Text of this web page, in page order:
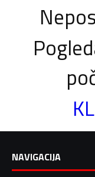
NAVIGACIJA